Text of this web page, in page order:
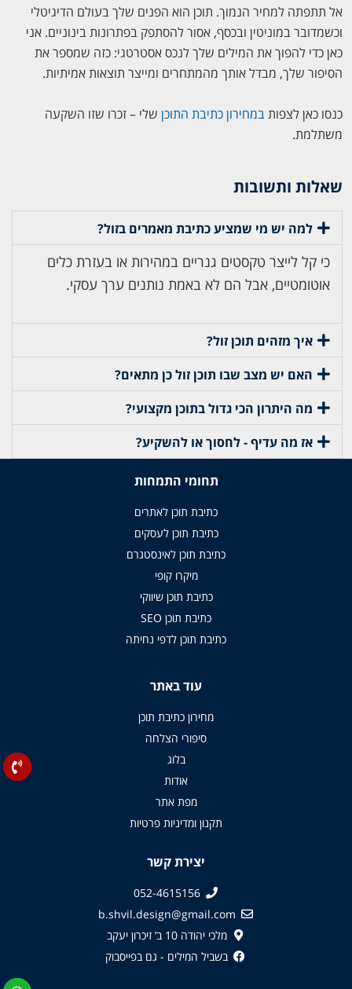
אל תתפתה למחיר הנמוך. תוכן הוא הפנים שלך בעולם הדיגיטלי
וכשמדובר במוניטין ובכסף, אסור להסתפק בפתרונות בינוניים. אני
כאן כדי להפוך את המילים שלך לנכס אסטרטגי: כזה שמספר את
הסיפור שלך, מבדל אותך מהמתחרים ומייצר תוצאות אמיתיות.
כנסו כאן לצפותבמחירון כתיבת התוכן שלי – זכרו שזו השקעה
משתלמת.
שאלות ותשובות
למה יש מי שמציע כתיבת מאמרים בזול?
כי קל לייצר טקסטים גנריים במהירות או בעזרת כלים
אוטומטיים, אבל הם לא באמת נותנים ערך עסקי.
איך מזהים תוכן זול?
האם יש מצב שבו תוכן זול כן מתאים?
מה היתרון הכי גדול בתוכן מקצועי?
אז מה עדיף - לחסוך או להשקיע?
תחומי התמחות
כתיבת תוכן לאתרים
כתיבת תוכן לעסקים
כתיבת תוכן לאינסטגרם
מיקרו קופי
כתיבת תוכן שיווקי
כתיבת תוכן SEO
כתיבת תוכן לדפי נחיתה
עוד באתר
מחירון כתיבת תוכן
סיפורי הצלחה
בלוג
אודות
מפת אתר
תקנון ומדיניות פרטיות
יצירת קשר
052-4615156
b.shvil.design@gmail.com
מלכי יהודה 10 ב’ זיכרון יעקב
בשביל המילים - גם בפייסבוק